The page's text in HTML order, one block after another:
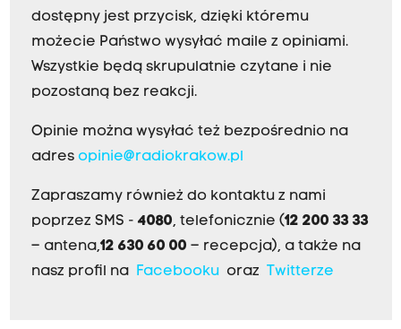
dostępny jest przycisk, dzięki któremu
możecie Państwo wysyłać maile z opiniami.
Wszystkie będą skrupulatnie czytane i nie
pozostaną bez reakcji.
Opinie można wysyłać też bezpośrednio na
adres opinie@radiokrakow.pl
Zapraszamy również do kontaktu z nami
poprzez SMS - 4080, telefonicznie (12 200 33 33
– antena,12 630 60 00 – recepcja), a także na
nasz profil na
Facebookuoraz Twitterze